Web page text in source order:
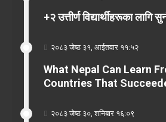
+२ उत्तीर्ण विद्यार्थीहरूका लागि
२०८३ जेष्ठ ३१, आईतवार ११:५२
What Nepal Can Learn
Countries That
२०८३ जेष्ठ ३०, शनिबार १६:०९